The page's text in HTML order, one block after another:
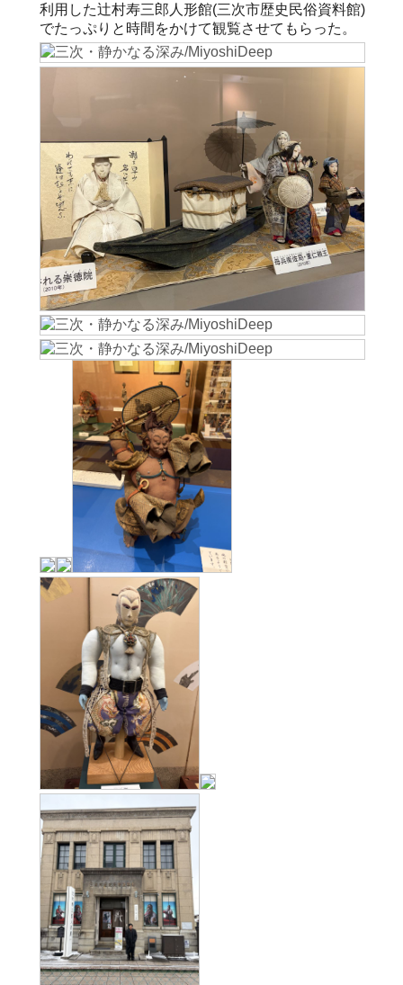
利用した辻村寿三郎人形館(三次市歴史民俗資料館)
でたっぷりと時間をかけて観覧させてもらった。